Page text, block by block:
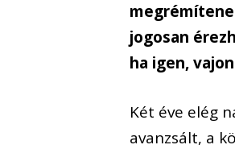
jogosan
ha igen,
Két éve elég
avanzsált, a